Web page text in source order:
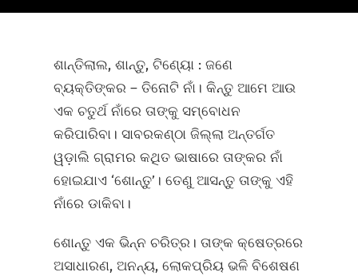
ଶାନ୍ତିଲାଲ, ଶାନ୍ତୁ, ଟିଣ୍ୟୋ : ଜଣେ
ବ୍ୟକ୍ତିଙ୍କର – ତିନୋଟି ନାଁ। କିନ୍ତୁ ଆମେ ଆଉ
ଏକ ଚତୁର୍ଥ ନାଁରେ ତାଙ୍କୁ ସମ୍ବୋଧନ
କରିପାରିବା। ସାବରକଣ୍ଠା ଜିଲ୍ଲା ଅନ୍ତର୍ଗତ
ୱଡ଼ାଲି ଗ୍ରାମର କଥିତ ଭାଷାରେ ତାଙ୍କର ନାଁ
ହୋଇଯାଏ ‘ଶୋନ୍ତୁ’। ତେଣୁ ଆସନ୍ତୁ ତାଙ୍କୁ ଏହି
ନାଁରେ ଡାକିବା।
ଶୋନ୍ତୁ ଏକ ଭିନ୍ନ ଚରିତ୍ର। ତାଙ୍କ କ୍ଷେତ୍ରରେ
ଅସାଧାରଣ, ଅନନ୍ୟ, ଲୋକପ୍ରିୟ ଭଳି ବିଶେଷଣ